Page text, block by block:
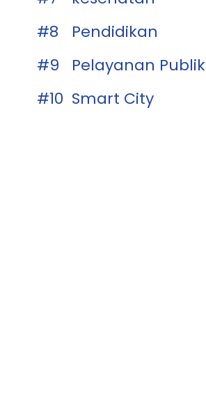
#8
Pendidikan
#9
Pelayanan Publik
#10 Smart City